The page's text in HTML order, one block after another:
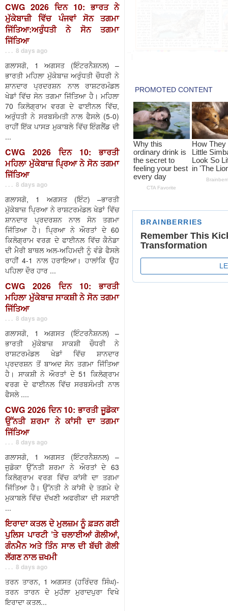
CWG 2026 ਦਿਨ 10: ਭਾਰਤ ਨੇ
ਮੁੱਕੇਬਾਜ਼ੀ ਵਿੱਚ ਪੰਜਵਾਂ ਸੋਨ ਤਗਮਾ
ਜਿੱਤਿਆ:ਅਰੁੰਧਤੀ ਨੇ ਸੋਨ ਤਗਮਾ
ਜਿੱਤਿਆ
. . . 8 days ago
ਗਲਾਸਗੋ, 1 ਅਗਸਤ (ਇੰਟਰਨੈਸ਼ਨਲ) –
ਭਾਰਤੀ ਮਹਿਲਾ ਮੁੱਕੇਬਾਜ਼ ਅਰੁੰਧਤੀ ਚੌਧਰੀ ਨੇ
ਸ਼ਾਨਦਾਰ ਪ੍ਰਦਰਸ਼ਨ ਨਾਲ ਰਾਸ਼ਟਰਮੰਡਲ
ਖੇਡਾਂ ਵਿੱਚ ਸੋਨ ਤਗਮਾ ਜਿੱਤਿਆ ਹੈ। ਮਹਿਲਾ
70 ਕਿਲੋਗ੍ਰਾਮ ਵਰਗ ਦੇ ਫਾਈਨਲ ਵਿੱਚ,
ਅਰੁੰਧਤੀ ਨੇ ਸਰਬਸੰਮਤੀ ਨਾਲ ਫੈਸਲੇ (5-0)
ਰਾਹੀਂ ਇੱਕ ਪਾਸੜ ਮੁਕਾਬਲੇ ਵਿੱਚ ਇੰਗਲੈਂਡ ਦੀ
...
CWG 2026 ਦਿਨ 10: ਭਾਰਤੀ
ਮਹਿਲਾ ਮੁੱਕੇਬਾਜ਼ ਪ੍ਰਿਆ ਨੇ ਸੋਨ ਤਗਮਾ
ਜਿੱਤਿਆ
. . . 8 days ago
ਗਲਾਸਗੋ, 1 ਅਗਸਤ (ਇੰਟ) –ਭਾਰਤੀ
ਮੁੱਕੇਬਾਜ਼ ਪ੍ਰਿਆ ਨੇ ਰਾਸ਼ਟਰਮੰਡਲ ਖੇਡਾਂ ਵਿੱਚ
ਸ਼ਾਨਦਾਰ ਪ੍ਰਦਰਸ਼ਨ ਨਾਲ ਸੋਨ ਤਗਮਾ
ਜਿੱਤਿਆ ਹੈ। ਪ੍ਰਿਆ ਨੇ ਔਰਤਾਂ ਦੇ 60
ਕਿਲੋਗ੍ਰਾਮ ਵਰਗ ਦੇ ਫਾਈਨਲ ਵਿੱਚ ਕੈਨੇਡਾ
ਦੀ ਮੈਰੀ ਬਾਥਲ ਅਲ-ਅਹਿਮਦੀ ਨੂੰ ਵੰਡੇ ਫੈਸਲੇ
ਰਾਹੀਂ 4-1 ਨਾਲ ਹਰਾਇਆ। ਹਾਲਾਂਕਿ ਉਹ
ਪਹਿਲਾ ਦੌਰ ਹਾਰ ...
CWG 2026 ਦਿਨ 10: ਭਾਰਤੀ
ਮਹਿਲਾ ਮੁੱਕੇਬਾਜ਼ ਸਾਕਸ਼ੀ ਨੇ ਸੋਨ ਤਗਮਾ
ਜਿੱਤਿਆ
. . . 8 days ago
ਗਲਾਸਗੋ, 1 ਅਗਸਤ (ਇੰਟਰਨੈਸ਼ਨਲ) –
ਭਾਰਤੀ ਮੁੱਕੇਬਾਜ਼ ਸਾਕਸ਼ੀ ਚੌਧਰੀ ਨੇ
ਰਾਸ਼ਟਰਮੰਡਲ ਖੇਡਾਂ ਵਿੱਚ ਸ਼ਾਨਦਾਰ
ਪ੍ਰਦਰਸ਼ਨ ਤੋਂ ਬਾਅਦ ਸੋਨ ਤਗਮਾ ਜਿੱਤਿਆ
ਹੈ। ਸਾਕਸ਼ੀ ਨੇ ਔਰਤਾਂ ਦੇ 51 ਕਿਲੋਗ੍ਰਾਮ
ਵਰਗ ਦੇ ਫਾਈਨਲ ਵਿੱਚ ਸਰਬਸੰਮਤੀ ਨਾਲ
ਫੈਸਲੇ ....
CWG 2026 ਦਿਨ 10: ਭਾਰਤੀ ਜੂਡੋਕਾ
ਉੱਨਤੀ ਸ਼ਰਮਾ ਨੇ ਕਾਂਸੀ ਦਾ ਤਗਮਾ
ਜਿੱਤਿਆ
. . . 8 days ago
ਗਲਾਸਗੋ, 1 ਅਗਸਤ (ਇੰਟਰਨੈਸ਼ਨਲ) –
ਜੁਡੋਕਾ ਉੱਨਤੀ ਸ਼ਰਮਾ ਨੇ ਔਰਤਾਂ ਦੇ 63
ਕਿਲੋਗ੍ਰਾਮ ਵਰਗ ਵਿੱਚ ਕਾਂਸੀ ਦਾ ਤਗਮਾ
ਜਿੱਤਿਆ ਹੈ। ਉੱਨਤੀ ਨੇ ਕਾਂਸੀ ਦੇ ਤਗਮੇ ਦੇ
ਮੁਕਾਬਲੇ ਵਿੱਚ ਦੱਖਣੀ ਅਫਰੀਕਾ ਦੀ ਸਕਾਈ
...
ਇਰਾਦਾ ਕਤਲ ਦੇ ਮੁਲਜ਼ਮ ਨੂੰ ਫ਼ੜਨ ਗਈ
ਪੁਲਿਸ ਪਾਰਟੀ ’ਤੇ ਚਲਾਈਆਂ ਗੋਲੀਆਂ,
ਗੰਨਮੈਨ ਅਤੇ ਤਿੰਨ ਸਾਲ ਦੀ ਬੱਚੀ ਗੋਲੀ
ਲੱਗਣ ਨਾਲ ਜ਼ਖਮੀ
. . . 8 days ago
ਤਰਨ ਤਾਰਨ, 1 ਅਗਸਤ (ਹਰਿੰਦਰ ਸਿੰਘ)-
ਤਰਨ ਤਾਰਨ ਦੇ ਮੁਹੱਲਾ ਮੁਰਾਦਪੁਰਾ ਵਿਖੇ
ਇਰਾਦਾ ਕਤਲ...